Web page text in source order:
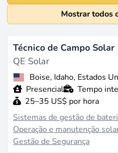
Mostrar todos
Técnico de Campo Solar
QE Solar
Boise, Idaho, Estados
Presencial
Tempo
25–35 US$ por hora
Sistemas de gestão de
Operação e manutenção
Gestão de Segurança